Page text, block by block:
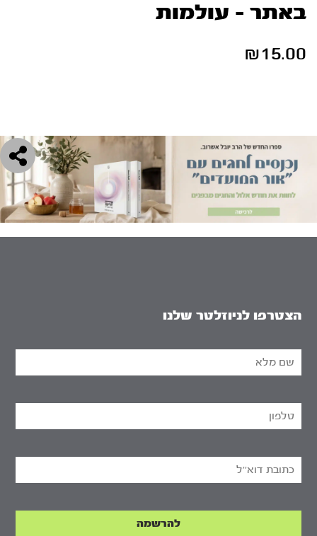
באתר – עולמות
₪15.00
הצטרפו לניוזלטר שלנו